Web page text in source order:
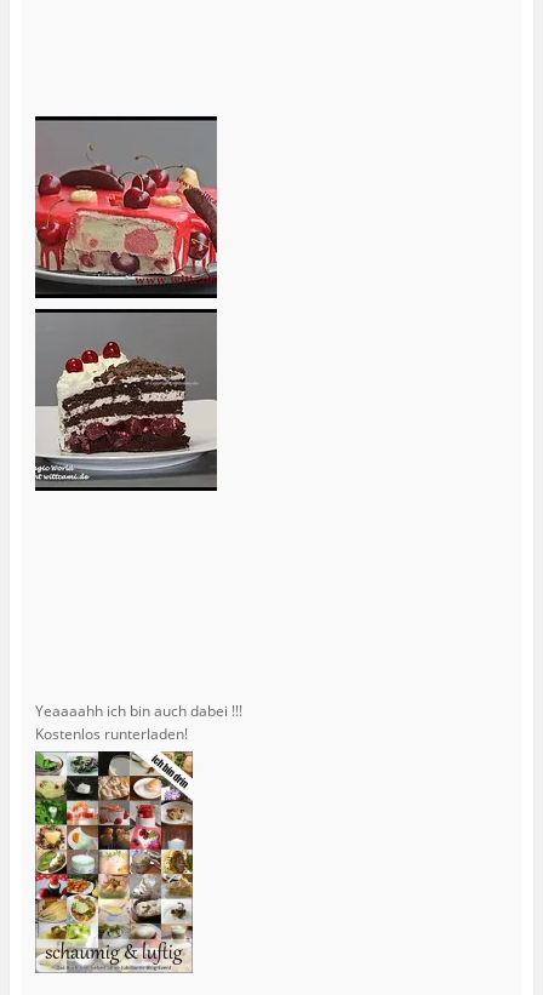
Yeaaaahh ich bin auch dabei !!!
Kostenlos runterladen!